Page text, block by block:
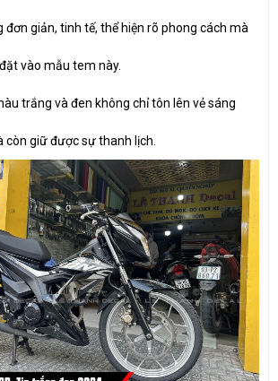
đơn giản, tinh tế, thể hiện rõ phong cách mà
vào mẫu tem này.
trắng và đen không chỉ tôn lên vẻ sáng
còn giữ được sự thanh lịch.